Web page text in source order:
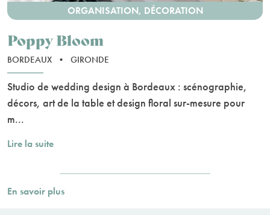
ORGANISATION, DÉCORATION
Poppy Bloom
BORDEAUX • GIRONDE
Studio de wedding design à Bordeaux : scénographie,
décors, art de la table et design floral sur-mesure pour
m...
Lire la suite
En savoir plus